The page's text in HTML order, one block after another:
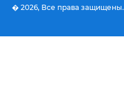
� 2026, Все права защищены.